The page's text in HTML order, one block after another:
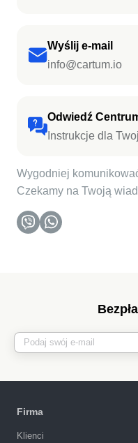
Wyślij e-mail
info@cartum.io
Odwiedź
Instrukcje dla
Wygodniej
Czekamy na Twoją
Firma
Klienci